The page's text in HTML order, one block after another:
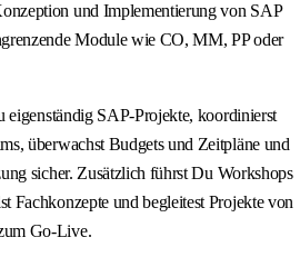
und Implementierung von SAP
Module wie CO, MM, PP oder
eigenständig SAP-Projekte, koordinierst
überwachst Budgets und Zeitpläne und
sicher. Zusätzlich führst Du Workshops
Fachkonzepte und begleitest Projekte von
Go-Live.